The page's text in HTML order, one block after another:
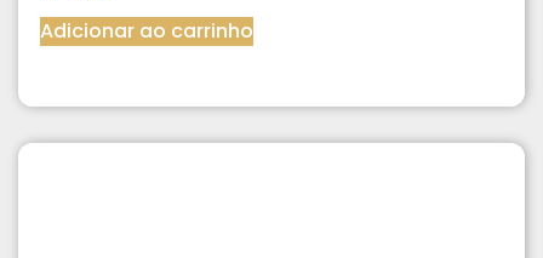
Adicionar ao carrinho